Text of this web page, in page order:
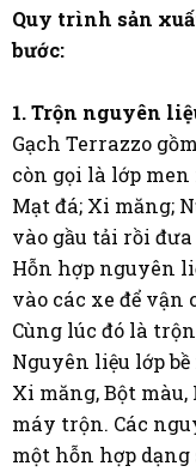
Quy trình sản
bước:
1. Trộn nguyên
Gạch Terrazzo
còn gọi là lớp men
Mạt đá; Xi măng;
vào gầu tải rồi
Hỗn hợp nguyên
vào các xe để
Cùng lúc đó là
Nguyên liệu lớp bề
Xi măng, Bột
máy trộn. Các
một hỗn hợp dạng